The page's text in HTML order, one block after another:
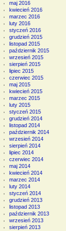
maj 2016
kwiecień 2016
marzec 2016
luty 2016
styczeń 2016
grudzień 2015
listopad 2015
październik 2015
wrzesień 2015
sierpień 2015
lipiec 2015
czerwiec 2015
maj 2015
kwiecień 2015
marzec 2015
luty 2015
styczeń 2015
grudzień 2014
listopad 2014
październik 2014
wrzesień 2014
sierpień 2014
lipiec 2014
czerwiec 2014
maj 2014
kwiecień 2014
marzec 2014
luty 2014
styczeń 2014
grudzień 2013
listopad 2013
październik 2013
wrzesień 2013
sierpień 2013